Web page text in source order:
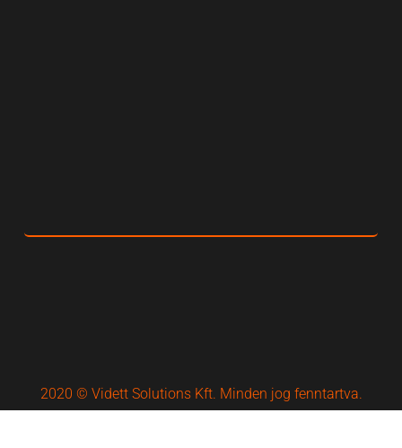
2020 © Vidett Solutions Kft. Minden jog fenntartva.